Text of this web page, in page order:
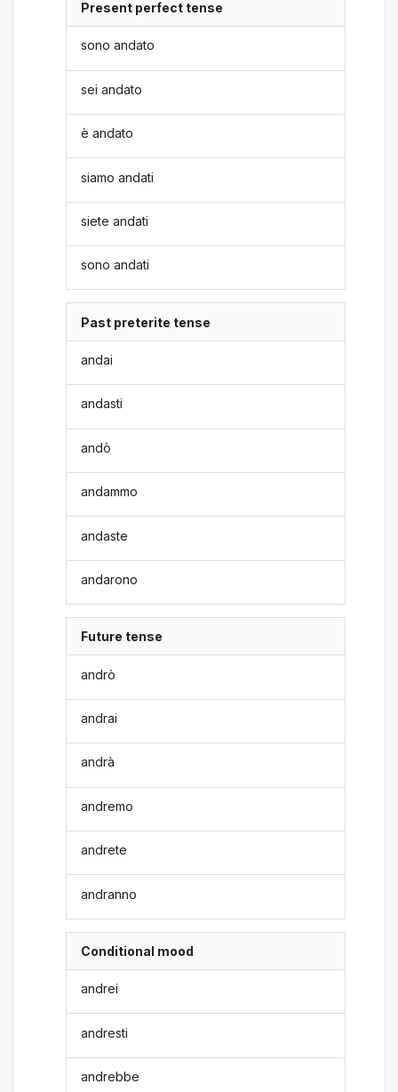
Present perfect tense
sono andato
sei andato
è andato
siamo andati
siete andati
sono andati
Past preterite tense
andai
andasti
andò
andammo
andaste
andarono
Future tense
andrò
andrai
andrà
andremo
andrete
andranno
Conditional mood
andrei
andresti
andrebbe